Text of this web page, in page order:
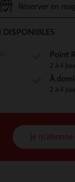
de
Réserver en
Point
2 à 4
À
2 à 4
je m'abonne